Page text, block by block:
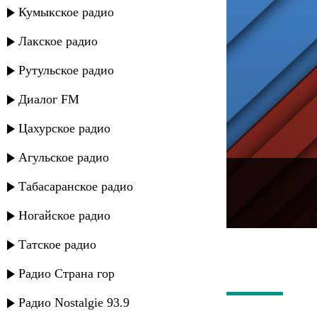
Кумыкское радио
Лакское радио
Рутульское радио
Диалог FM
Цахурское радио
Агульское радио
Табасаранское радио
Ногайское радио
Татское радио
Радио Страна гор
Радио Nostalgie 93.9
---
Русское радио